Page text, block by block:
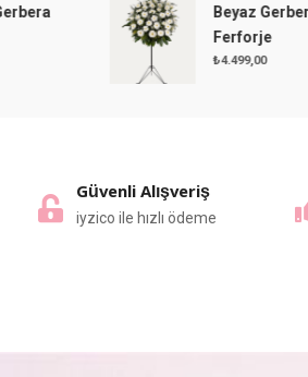
Beyaz Gerbera
Ferforje
4.499,00
Güvenli Alışveriş
iyzico ile hızlı ödeme